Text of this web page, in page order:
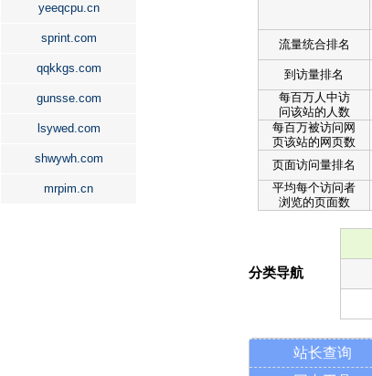
yeeqcpu.cn
sprint.com
qqkkgs.com
gunsse.com
lsywed.com
shwywh.com
mrpim.cn
流量统合排名
到访量排名
每百万人中访
问该站的人数
每百万被访问网
页该站的网页数
页面访问量排名
平均每个访问者
浏览的页面数
分类导航
站长查询